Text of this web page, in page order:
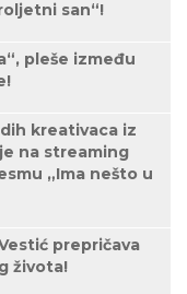
san“!
pleše između
kreativaca iz
na streaming
„Ima nešto u
prepričava
života!